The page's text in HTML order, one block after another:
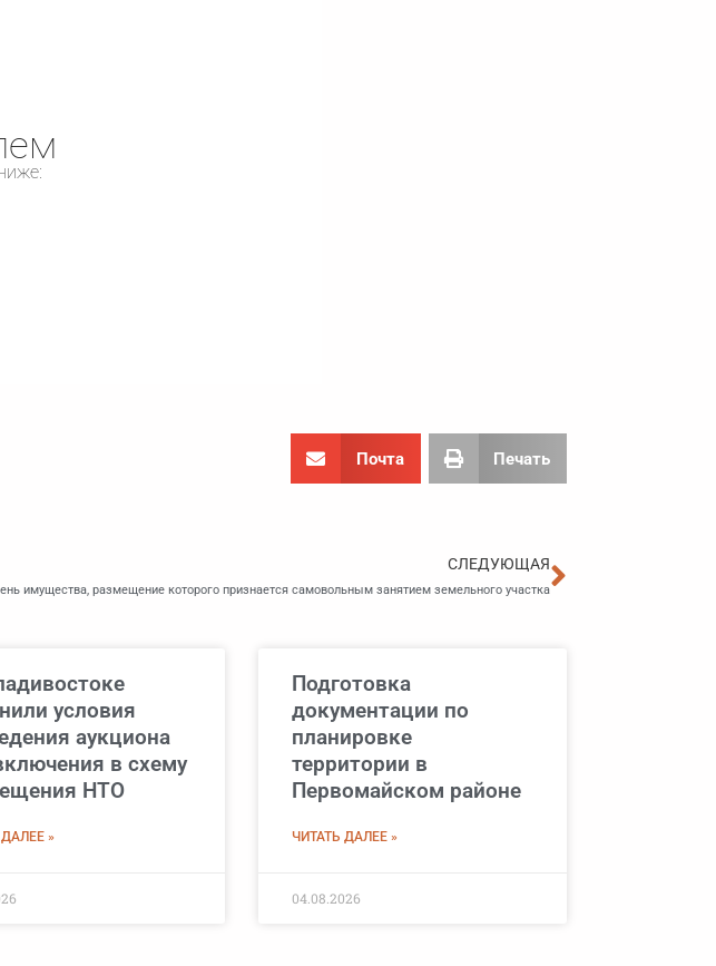
Почта Печать
СЛЕДУЮЩАЯ
имущества, размещение которого признается самовольным занятием земельного участка
условия
аукциона
в схему
НТО
»
Подготовка
документации по
планировке
территории в
Первомайском районе
ЧИТАТЬ ДАЛЕЕ »
04.08.2026